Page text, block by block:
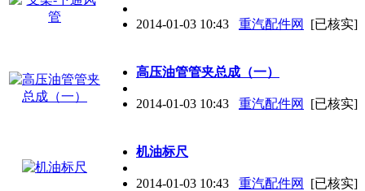
2014-01-03 10:43 重汽配件网 [已核实]
高压油管管夹总成（一）
2014-01-03 10:43 重汽配件网 [已核实]
机油标尺
2014-01-03 10:43 重汽配件网 [已核实]